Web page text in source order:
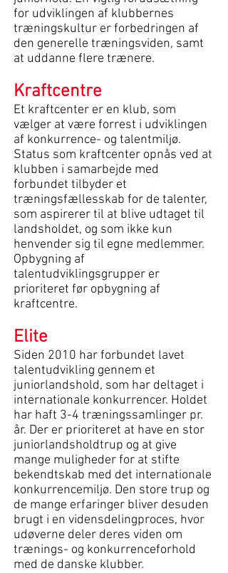
for udviklingen af klubbernes
træningskultur er forbedringen af
den generelle træningsviden, samt
at uddanne flere trænere.
Kraftcentre
Et kraftcenter er en klub, som
vælger at være forrest i udviklingen
af konkurrence- og talentmiljø.
Status som kraftcenter opnås ved at
klubben i samarbejde med
forbundet tilbyder et
træningsfællesskab for de talenter,
som aspirerer til at blive udtaget til
landsholdet, og som ikke kun
henvender sig til egne medlemmer.
Opbygning af
talentudviklingsgrupper er
prioriteret før opbygning af
kraftcentre.
Elite
Siden 2010 har forbundet lavet
talentudvikling gennem et
juniorlandshold, som har deltaget i
internationale konkurrencer. Holdet
har haft 3-4 træningssamlinger pr.
år. Der er prioriteret at have en stor
juniorlandsholdtrup og at give
mange muligheder for at stifte
bekendtskab med det internationale
konkurrencemiljø. Den store trup og
de mange erfaringer bliver desuden
brugt i en vidensdelingproces, hvor
udøverne deler deres viden om
trænings- og konkurrenceforhold
med de danske klubber.